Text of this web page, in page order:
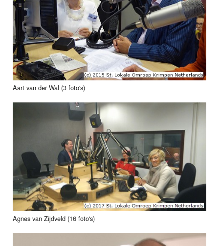
Aart van der Wal (3 foto's)
Agnes van Zijdveld (16 foto's)